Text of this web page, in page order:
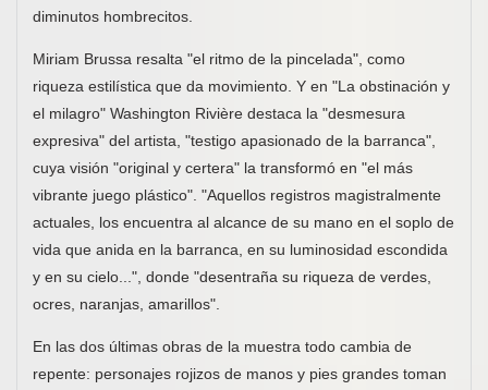
diminutos hombrecitos.
Miriam Brussa resalta "el ritmo de la pincelada", como
riqueza estilística que da movimiento. Y en "La obstinación y
el milagro" Washington Rivière destaca la "desmesura
expresiva" del artista, "testigo apasionado de la barranca",
cuya visión "original y certera" la transformó en "el más
vibrante juego plástico". "Aquellos registros magistralmente
actuales, los encuentra al alcance de su mano en el soplo de
vida que anida en la barranca, en su luminosidad escondida
y en su cielo...", donde "desentraña su riqueza de verdes,
ocres, naranjas, amarillos".
En las dos últimas obras de la muestra todo cambia de
repente: personajes rojizos de manos y pies grandes toman